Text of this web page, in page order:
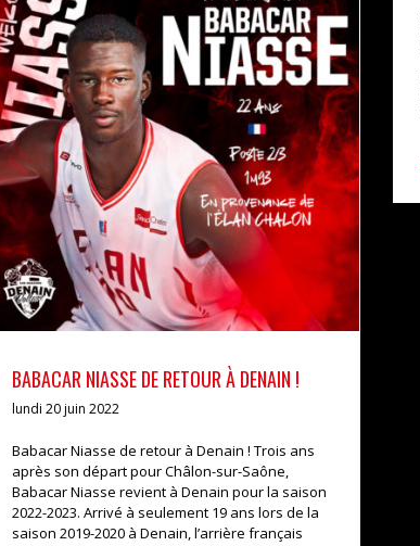
BABACAR NIASSE DE RETOUR À DENAIN !
actualités pro b
BABACAR NIASSE DE RETOUR À DENAIN !
lundi 20 juin 2022
Babacar Niasse de retour à Denain ! Trois ans
après son départ pour Châlon-sur-Saône,
Babacar Niasse revient à Denain pour la saison
2022-2023. Arrivé à seulement 19 ans lors de la
saison 2019-2020 à Denain, l’arrière français